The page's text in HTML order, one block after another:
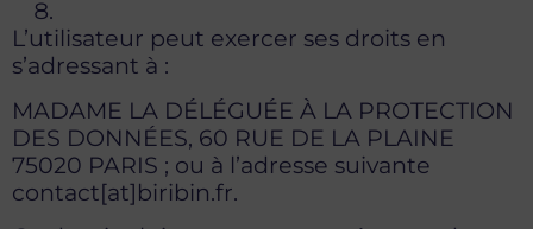
L’utilisateur peut exercer ses droits en
s’adressant à :
MADAME LA DÉLÉGUÉE À LA PROTECTION
DES DONNÉES, 60 RUE DE LA PLAINE
75020 PARIS ; ou à l’adresse suivante
contact[at]biribin.fr.